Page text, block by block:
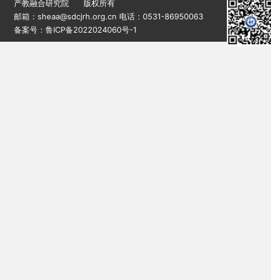
产教融合研究院 版权所有
邮箱：sheaa@sdcjrh.org.cn 电话：0531-86950063
备案号：鲁ICP备2022024060号-1